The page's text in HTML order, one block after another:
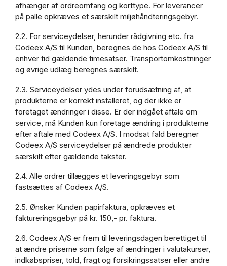
afhænger af ordreomfang og korttype. For leverancer
på palle opkræves et særskilt miljøhåndteringsgebyr.
2.2. For serviceydelser, herunder rådgivning etc. fra
Codeex A/S til Kunden, beregnes de hos Codeex A/S til
enhver tid gældende timesatser. Transportomkostninger
og øvrige udlæg beregnes særskilt.
2.3. Serviceydelser ydes under forudsætning af, at
produkterne er korrekt installeret, og der ikke er
foretaget ændringer i disse. Er der indgået aftale om
service, må Kunden kun foretage ændring i produkterne
efter aftale med Codeex A/S. I modsat fald beregner
Codeex A/S serviceydelser på ændrede produkter
særskilt efter gældende takster.
2.4. Alle ordrer tillægges et leveringsgebyr som
fastsættes af Codeex A/S.
2.5. Ønsker Kunden papirfaktura, opkræves et
faktureringsgebyr på kr. 150,- pr. faktura.
2.6. Codeex A/S er frem til leveringsdagen berettiget til
at ændre priserne som følge af ændringer i valutakurser,
indkøbspriser, told, fragt og forsikringssatser eller andre